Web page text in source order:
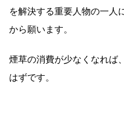
を解決する重要人物の一人
から願います。
煙草の消費が少なくなれば
はずです。